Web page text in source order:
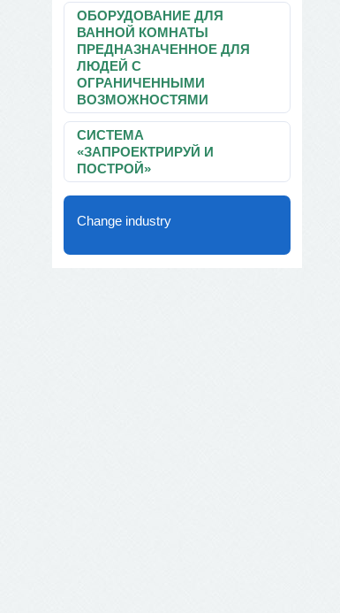
ОБОРУДОВАНИЕ ДЛЯ
ВАННОЙ КОМНАТЫ
ПРЕДНАЗНАЧЕННОЕ ДЛЯ
ЛЮДЕЙ С
ОГРАНИЧЕННЫМИ
ВОЗМОЖНОСТЯМИ
СИСТЕМА
«ЗАПРОЕКТРИРУЙ И
ПОСТРОЙ»
Change industry